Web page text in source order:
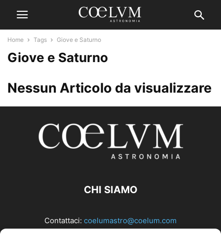
Home Tags Giove e Saturno
Giove e Saturno
Nessun Articolo da visualizzare
CHI SIAMO
Contattaci: coelumastro@coelum.com